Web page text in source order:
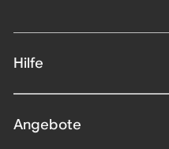
Hilfe
Angebote